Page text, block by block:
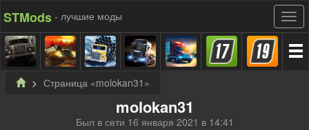
STMods - лучшие моды
Страница «molokan31»
molokan31
Был в сети 16 января 2021 в 14:41